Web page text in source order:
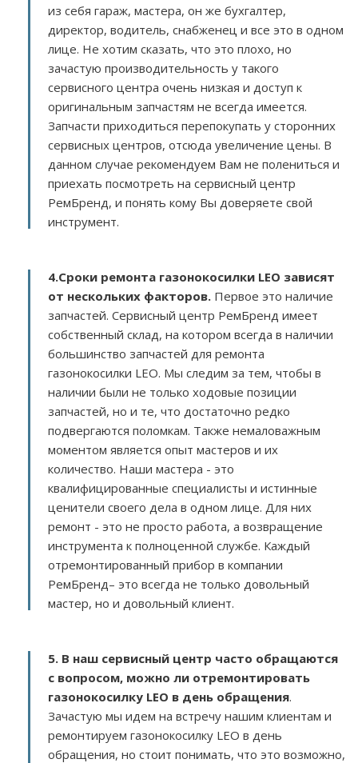
из себя гараж, мастера, он же бухгалтер,
директор, водитель, снабженец и все это в одном
лице. Не хотим сказать, что это плохо, но
зачастую производительность у такого
сервисного центра очень низкая и доступ к
оригинальным запчастям не всегда имеется.
Запчасти приходиться перепокупать у сторонних
сервисных центров, отсюда увеличение цены. В
данном случае рекомендуем Вам не полениться и
приехать посмотреть на сервисный центр
РемБренд, и понять кому Вы доверяете свой
инструмент.
4.Сроки ремонта газонокосилки LEO зависят
от нескольких факторов. Первое это наличие
запчастей. Сервисный центр РемБренд имеет
собственный склад, на котором всегда в наличии
большинство запчастей для ремонта
газонокосилки LEO. Мы следим за тем, чтобы в
наличии были не только ходовые позиции
запчастей, но и те, что достаточно редко
подвергаются поломкам. Также немаловажным
моментом является опыт мастеров и их
количество. Наши мастера - это
квалифицированные специалисты и истинные
ценители своего дела в одном лице. Для них
ремонт - это не просто работа, а возвращение
инструмента к полноценной службе. Каждый
отремонтированный прибор в компании
РемБренд– это всегда не только довольный
мастер, но и довольный клиент.
5. В наш сервисный центр часто обращаются
с вопросом, можно ли отремонтировать
газонокосилку LEO в день обращения.
Зачастую мы идем на встречу нашим клиентам и
ремонтируем газонокосилку LEO в день
обращения, но стоит понимать, что это возможно,